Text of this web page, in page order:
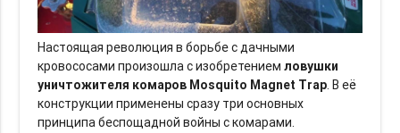
Настоящая революция в борьбе с дачными
кровососами произошла с изобретениемловушки
уничтожителя комаров Mosquito Magnet Trap . В её
конструкции применены сразу три основных
принципа беспощадной войны с комарами.